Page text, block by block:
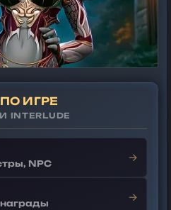
ИГРЕ
INTERLUDE
NPC →
→